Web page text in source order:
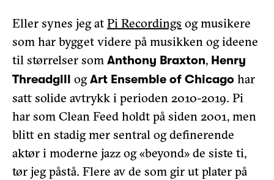
Eller synes jeg at Pi Recordings og musikere
som har bygget videre på musikken og ideene
til størrelser som Anthony Braxton, Henry
Threadgill ogArt Ensemble of Chicago har
satt solide avtrykk i perioden 2010-2019. Pi
har som Clean Feed holdt på siden 2001, men
blitt en stadig mer sentral og definerende
aktør i moderne jazz og «beyond» de siste ti,
tør jeg påstå. Flere av de som gir ut plater på